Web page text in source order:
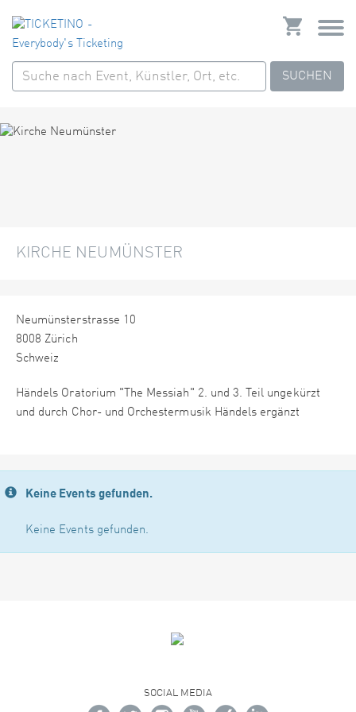
SUCHEN
KIRCHE NEUMÜNSTER
Neumünsterstrasse 10
8008 Zürich
Schweiz
Händels Oratorium "The Messiah" 2. und 3. Teil ungekürzt
und durch Chor- und Orchestermusik Händels ergänzt
Keine Events gefunden.
Keine Events gefunden.
SOCIAL MEDIA